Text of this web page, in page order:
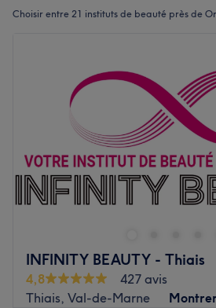
Choisir entre 21 instituts de beauté près de
INFINITY BEAUTY - Thiais
4,8
427 avis
Thiais, Val-de-Marne